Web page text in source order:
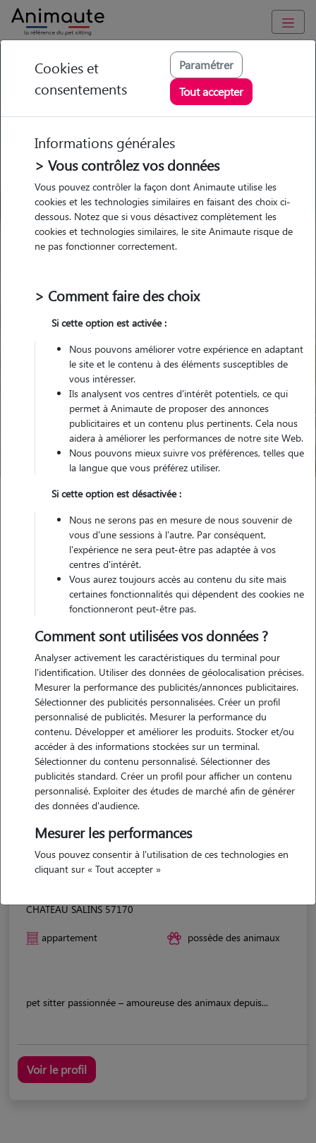
GARDE ANIMAUX à Château-Salins : Garde chien et chat en
famille ou à domicile, visites et promenades
Trouvez une garde animaux à
Château-Salins
Parmi nos 1 pet-sitters à Château-
Salins
Pour quel animal ?
Trouver mon Pet Sitter
Château-Salins
Nos promeneurs et familles d'accueil
à Château-Salins (57170)
CHATEAU SALINS 57170
appartement possède des animaux
pet sitter passionnée – amoureuse des animaux depuis...
Voir le profil
Cookies et
consentements
Paramétrer
Tout accepter
Informations générales
> Vous contrôlez vos données
Vous pouvez contrôler la façon dont Animaute utilise les
cookies et les technologies similaires en faisant des choix ci-
dessous. Notez que si vous désactivez complètement les
cookies et technologies similaires, le site Animaute risque de
ne pas fonctionner correctement.
> Comment faire des choix
Si cette option est activée :
Nous pouvons améliorer votre expérience en adaptant
le site et le contenu à des éléments susceptibles de
vous intéresser.
Ils analysent vos centres d'intérêt potentiels, ce qui
permet à Animaute de proposer des annonces
publicitaires et un contenu plus pertinents. Cela nous
aidera à améliorer les performances de notre site Web.
Nous pouvons mieux suivre vos préférences, telles que
la langue que vous préférez utiliser.
Si cette option est désactivée :
Nous ne serons pas en mesure de nous souvenir de
vous d'une sessions à l'autre. Par conséquent,
l'expérience ne sera peut-être pas adaptée à vos
centres d'intérêt.
Vous aurez toujours accès au contenu du site mais
certaines fonctionnalités qui dépendent des cookies ne
fonctionneront peut-être pas.
Comment sont utilisées vos données ?
Analyser activement les caractéristiques du terminal pour
l'identification. Utiliser des données de géolocalisation précises.
Mesurer la performance des publicités/annonces publicitaires.
Sélectionner des publicités personnalisées. Créer un profil
personnalisé de publicités. Mesurer la performance du
contenu. Développer et améliorer les produits. Stocker et/ou
accéder à des informations stockées sur un terminal.
Sélectionner du contenu personnalisé. Sélectionner des
publicités standard. Créer un profil pour afficher un contenu
personnalisé. Exploiter des études de marché afin de générer
des données d'audience.
Mesurer les performances
Vous pouvez consentir à l'utilisation de ces technologies en
cliquant sur « Tout accepter »